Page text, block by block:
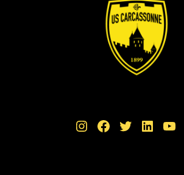
Instagram Facebook Twitter LinkedIn YouTube